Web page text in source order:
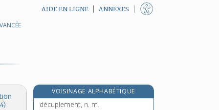
AIDE EN LIGNE ANNEXES
VOISINAGE ALPHABÉTIQUE
décuple, adj.
décuplement, n. m.